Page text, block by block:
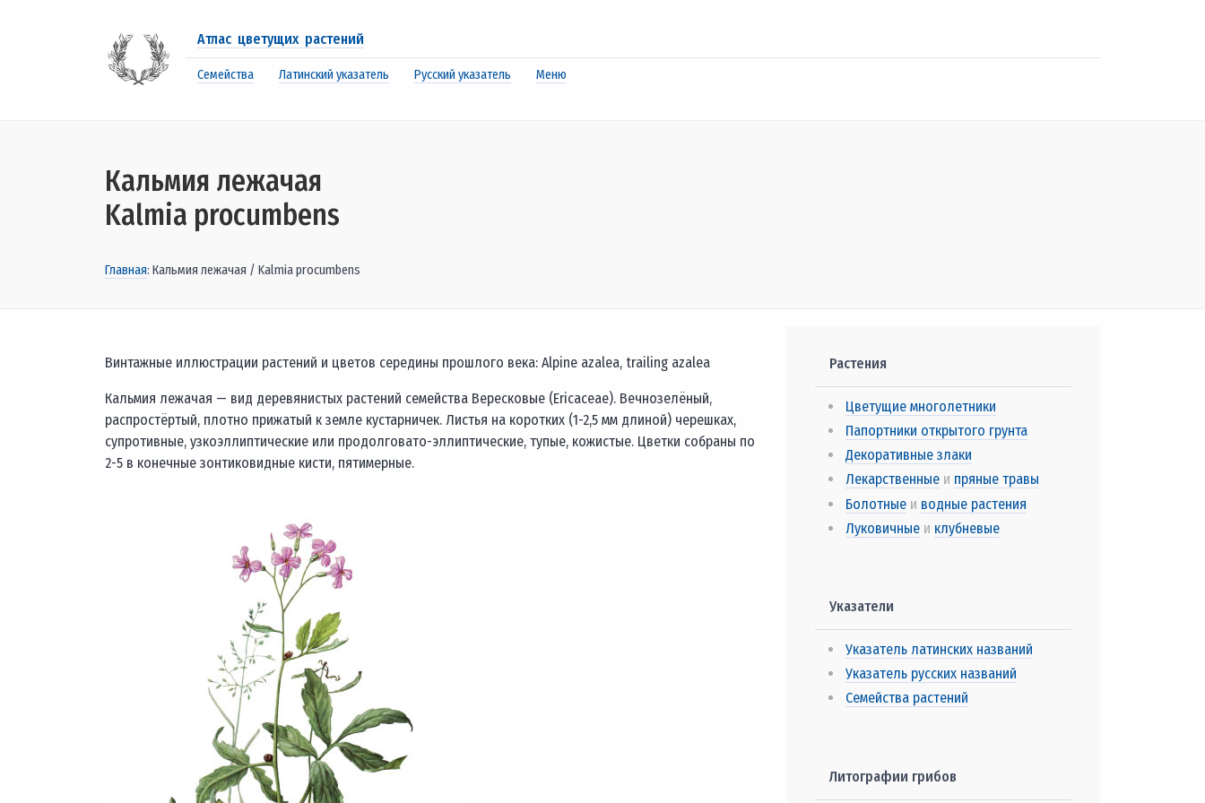
Атлас цветущих растений
Семейства Латинский указатель Русский указатель Меню
Кальмия лежачая
Kalmia procumbens
Главная: Кальмия лежачая / Kalmia procumbens
Винтажные иллюстрации растений и цветов середины прошлого века: Alpine azalea, trailing azalea
Кальмия лежачая — вид деревянистых растений семейства Вересковые (Ericaceae). Вечнозелёный,
распростёртый, плотно прижатый к земле кустарничек. Листья на коротких (1-2,5 мм длиной) черешках,
супротивные, узкоэллиптические или продолговато-эллиптические, тупые, кожистые. Цветки собраны по
2-5 в конечные зонтиковидные кисти, пятимерные.
Растения
Цветущие многолетники
Папортники открытого грунта
Декоративные злаки
Лекарственныеи пряные травы
Болотныеи водные растения
Луковичныеи клубневые
Указатели
Указатель латинских названий
Указатель русских названий
Семейства растений
Литографии грибов